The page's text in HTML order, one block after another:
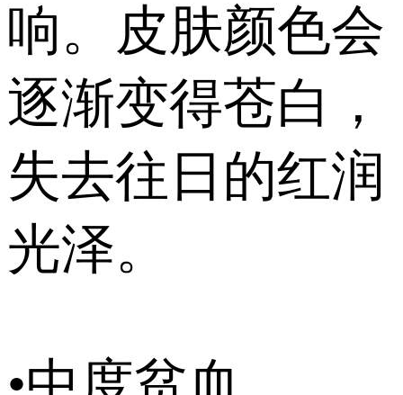
响。皮肤颜色会
逐渐变得苍白，
失去往日的红润
光泽。